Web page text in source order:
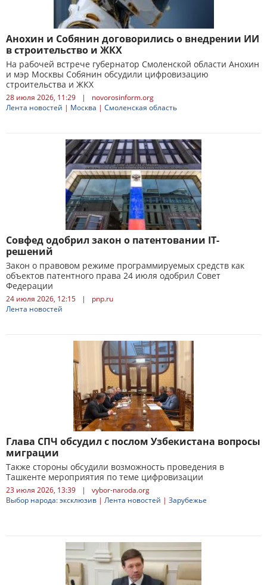
Анохин и Собянин договорились о внедрении ИИ
в строительство и ЖКХ
На рабочей встрече губернатор Смоленской области Анохин
и мэр Москвы Собянин обсудили цифровизацию
строительства и ЖКХ
28 июля 2026, 11:29 |
novorosinform.org
Лента новостей | Москва | Смоленская область
Совфед одобрил закон о патентовании IT-
решений
Закон о правовом режиме программируемых средств как
объектов патентного права 24 июля одобрил Совет
Федерации
24 июля 2026, 12:15 |
pnp.ru
Лента новостей
Глава СПЧ обсудил с послом Узбекистана вопросы
миграции
Также стороны обсудили возможность проведения в
Ташкенте мероприятия по теме цифровизации
23 июля 2026, 13:39 |
vybor-naroda.org
Выбор народа: эксклюзив | Лента новостей | Зарубежье